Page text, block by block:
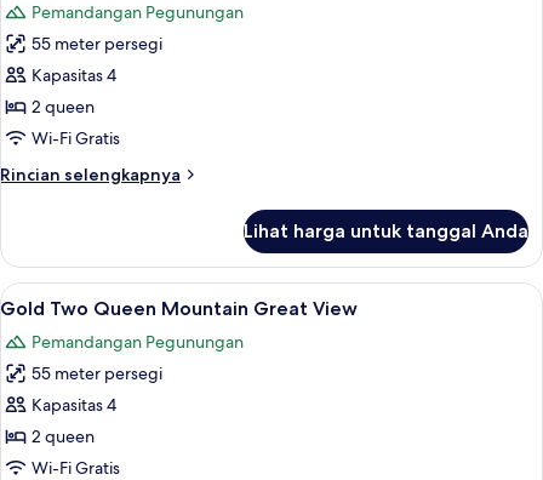
View
foto
untuk
Gold
Two
Queen
Best
Pemandangan Pegunungan
55 meter persegi
Kapasitas 4
2 queen
Wi-Fi Gratis
Rincian selengkapnya
Rincian
Gold
Two
Queen
Best
View
Lihat harga untuk tanggal Anda
Lihat
semua
foto
untuk
Gold
Two
Queen
Seprai katun Mesir, seprai premium,
4
Gold Two Queen Mountain Great View
Pemandangan Pegunungan
55 meter persegi
Kapasitas 4
2 queen
Wi-Fi Gratis